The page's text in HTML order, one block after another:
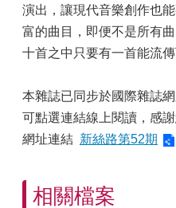
演出，讓現代音樂創作也
富的曲目，即便不是所有
十首之中只要有一首能流
本雜誌已同步於國際雜誌
可點選連結線上閱讀，感謝
網址連結 新絲路第52期
相關檔案